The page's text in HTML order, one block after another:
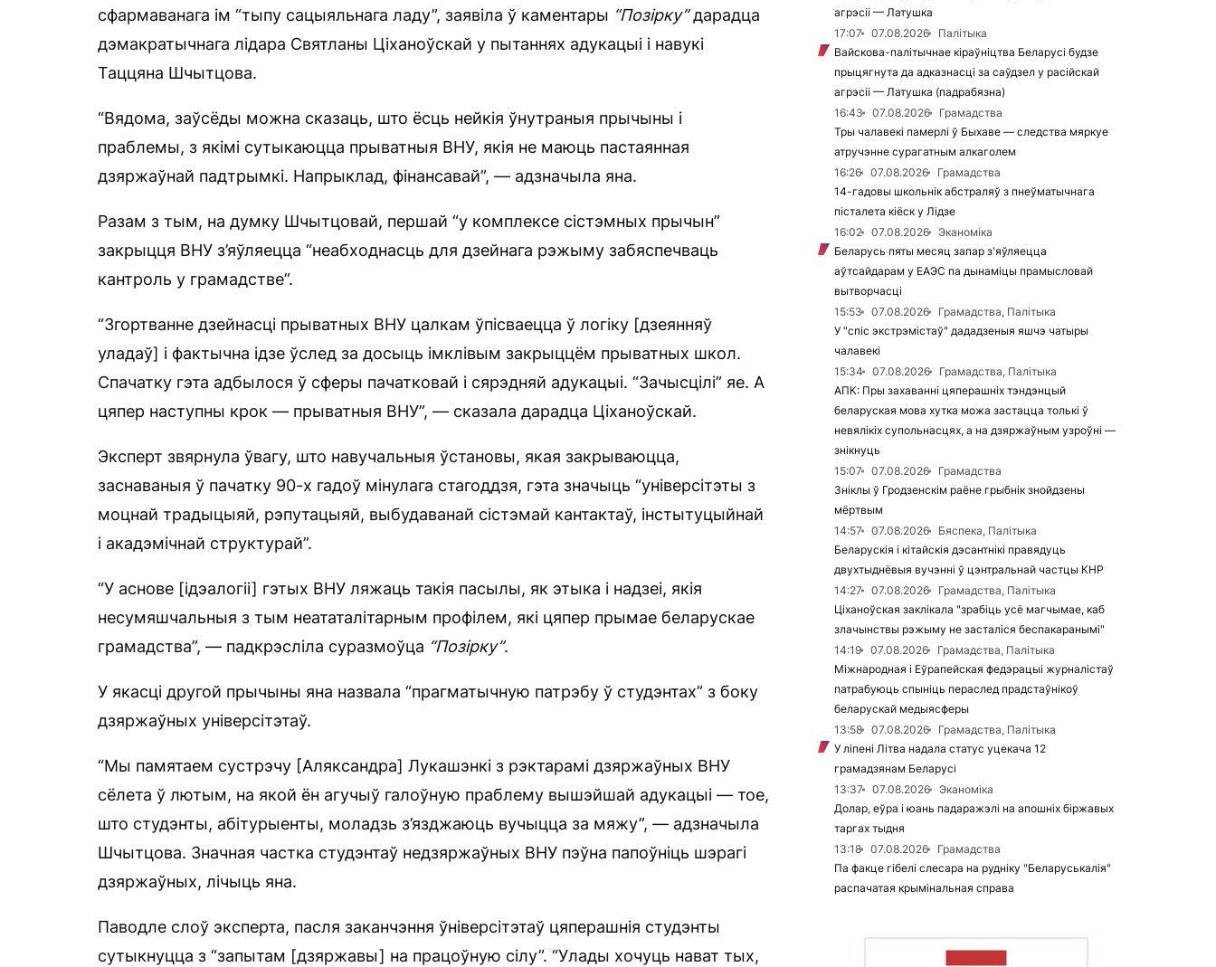
сфармаванага ім “тыпу сацыяльнага ладу”, заявіла ў каментары “Позірку”дарадца
дэмакратычнага лідара Святланы Ціханоўскай у пытаннях адукацыі і навукі
Таццяна Шчытцова.
“Вядома, заўсёды можна сказаць, што ёсць нейкія ўнутраныя прычыны і
праблемы, з якімі сутыкаюцца прыватныя ВНУ, якія не маюць пастаянная
дзяржаўнай падтрымкі. Напрыклад, фінансавай”, — адзначыла яна.
Разам з тым, на думку Шчытцовай, першай “у комплексе сістэмных прычын”
закрыцця ВНУ з’яўляецца “неабходнасць для дзейнага рэжыму забяспечваць
кантроль у грамадстве”.
“Згортванне дзейнасці прыватных ВНУ цалкам ўпісваецца ў логіку [дзеянняў
уладаў] і фактычна ідзе ўслед за досыць імклівым закрыццём прыватных школ.
Спачатку гэта адбылося ў сферы пачатковай і сярэдняй адукацыі. “Зачысцілі” яе. А
цяпер наступны крок — прыватныя ВНУ”, — сказала дарадца Ціханоўскай.
Эксперт звярнула ўвагу, што навучальныя ўстановы, якая закрываюцца,
заснаваныя ў пачатку 90-х гадоў мінулага стагоддзя, гэта значыць “універсітэты з
моцнай традыцыяй, рэпутацыяй, выбудаванай сістэмай кантактаў, інстытуцыйнай
і акадэмічнай структурай”.
“У аснове [ідэалогіі] гэтых ВНУ ляжаць такія пасылы, як этыка і надзеі, якія
несумяшчальныя з тым неататалітарным профілем, які цяпер прымае беларускае
грамадства”, — падкрэсліла суразмоўца “Позірку”.
У якасці другой прычыны яна назвала “прагматычную патрэбу ў студэнтах” з боку
дзяржаўных універсітэтаў.
“Мы памятаем сустрэчу [Аляксандра] Лукашэнкі з рэктарамі дзяржаўных ВНУ
сёлета ў лютым, на якой ён агучыў галоўную праблему вышэйшай адукацыі — тое,
што студэнты, абітурыенты, моладзь з’язджаюць вучыцца за мяжу”, — адзначыла
Шчытцова. Значная частка студэнтаў недзяржаўных ВНУ пэўна папоўніць шэрагі
дзяржаўных, лічыць яна.
Паводле слоў эксперта, пасля заканчэння ўніверсітэтаў цяперашнія студэнты
сутыкнуцца з “запытам [дзяржавы] на працоўную сілу”. “Улады хочуць нават тых,
агрэсіі — Латушка
17:07
07.08.2026
Палітыка
Вайскова-палітычнае кіраўніцтва Беларусі будзе
прыцягнута да адказнасці за саўдзел у расійскай
агрэсіі — Латушка (падрабязна)
16:43
07.08.2026
Грамадства
Тры чалавекі памерлі ў Быхаве — следства мяркуе
атручэнне сурагатным алкаголем
16:26
07.08.2026
Грамадства
14-гадовы школьнік абстраляў з пнеўматычнага
пісталета кіёск у Лідзе
16:02
07.08.2026
Эканоміка
Беларусь пяты месяц запар з'яўляецца
аўтсайдарам у ЕАЭС па дынаміцы прамысловай
вытворчасці
15:53
07.08.2026
Грамадства, Палітыка
У "спіс экстрэмістаў" дададзеныя яшчэ чатыры
чалавекі
15:34
07.08.2026
Грамадства, Палітыка
АПК: Пры захаванні цяперашніх тэндэнцый
беларуская мова хутка можа застацца толькі ў
невялікіх супольнасцях, а на дзяржаўным узроўні —
знікнуць
15:07
07.08.2026
Грамадства
Зніклы ў Гродзенскім раёне грыбнік знойдзены
мёртвым
14:57
07.08.2026
Бяспека, Палітыка
Беларускія і кітайскія дэсантнікі правядуць
двухтыднёвыя вучэнні ў цэнтральнай частцы КНР
14:27
07.08.2026
Грамадства, Палітыка
Ціханоўская заклікала "зрабіць усё магчымае, каб
злачынствы рэжыму не засталіся беспакаранымі"
14:19
07.08.2026
Грамадства, Палітыка
Міжнародная і Еўрапейская федэрацыі журналістаў
патрабуюць спыніць пераслед прадстаўнікоў
беларускай медыясферы
13:58
07.08.2026
Грамадства, Палітыка
У ліпені Літва надала статус уцекача 12
грамадзянам Беларусі
13:37
07.08.2026
Эканоміка
Долар, еўра і юань падаражэлі на апошніх біржавых
таргах тыдня
13:18
07.08.2026
Грамадства
Па факце гібелі слесара на рудніку "Беларуськалія"
распачатая крымінальная справа